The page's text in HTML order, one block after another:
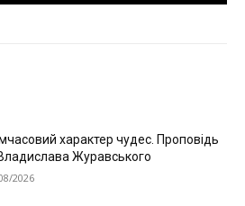
характер чудес. Проповідь
Журавського
2026